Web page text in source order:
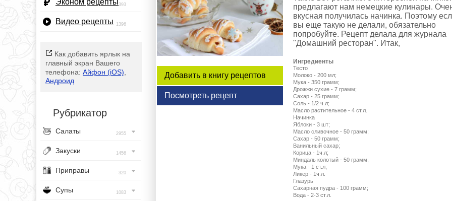
Эконом рецепты393
Видео рецепты 1396
Как добавить ярлык на
главный экран Вашего
телефона: Айфон (iOS)
Андроид
Рубрикатор
Салаты 2955
Закуски 1456
Приправы 320
Супы 1083
Добавить в книгу рецептов
Посмотреть рецепт
предлагают нам немецкие кулинары.
вкусная получилась начинка. Поэтому
вы еще такую не делали, обязательно
попробуйте. Рецепт делала для журнала
"Домашний ресторан". Итак,
Ингредиенты
Тесто
Молоко - 200 мл;
Мука - 350 грамм;
Дрожжи сухие - 7 грамм;
Сахар - 25 грамм;
Соль - 1/2 ч.л;
Масло растительное - 4 ст.л.
Начинка
Яблоки - 3 шт;
Масло сливочное - 50 грамм;
Сахар - 50 грамм;
Ванильный сахар;
Корица - 1ч.л;
Миндаль колотый - 50 грамм;
Мука - 1 ст.л;
Ликер - 1ч.л.
Глазурь
Сахарная пудра - 100 грамм;
Вода - 2-3 ст.л.